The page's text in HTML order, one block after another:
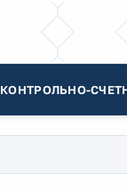
КОНТРОЛЬНО-